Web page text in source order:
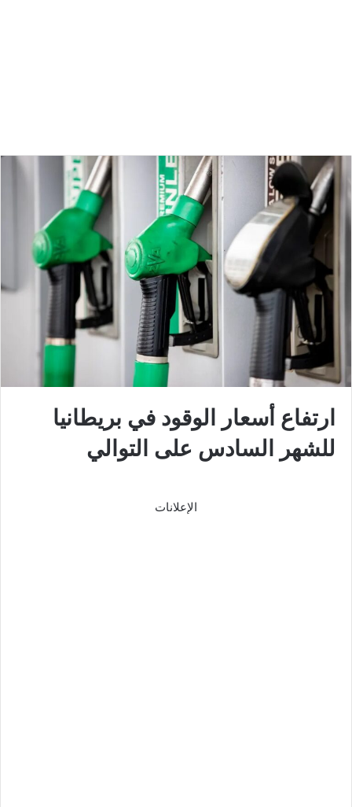
ارتفاع أسعار الوقود في بريطانيا
للشهر السادس على التوالي
الإعلانات